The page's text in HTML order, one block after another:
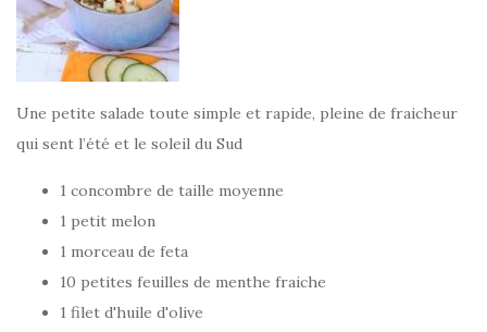
Une petite salade toute simple et rapide, pleine de fraicheur
qui sent l’été et le soleil du Sud
1 concombre de taille moyenne
1 petit melon
1 morceau de feta
10 petites feuilles de menthe fraiche
1 filet d'huile d'olive